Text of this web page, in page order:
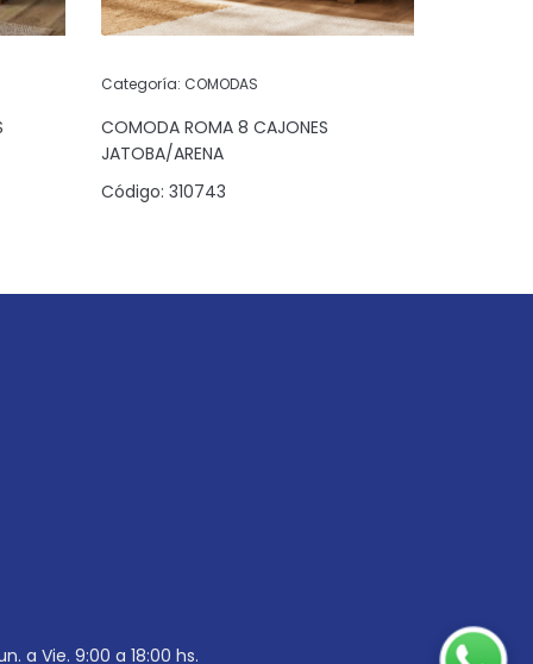
Categoría: COMODAS
COMODA ROMA 8 CAJONES
JATOBA/ARENA
Código: 310743
a Vie. 9:00 a 18:00 hs.